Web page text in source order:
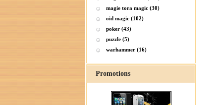
magie tora magic (30)
oid magic (102)
poker (43)
puzzle (5)
warhammer (16)
Promotions